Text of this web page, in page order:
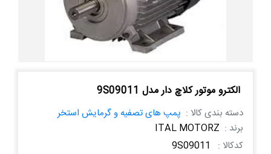
الکترو موتور کلاچ دار مدل 9S09011
دسته بندی کالا : پمپ های تصفیه و گرمایش استخر
برند : ITAL MOTORZ
کدکالا : 9S09011